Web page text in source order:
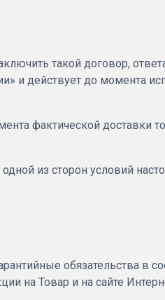
такой договор,
и действует до момента
фактической доставки
из сторон условий
обязательства в
на Товар и на сайте